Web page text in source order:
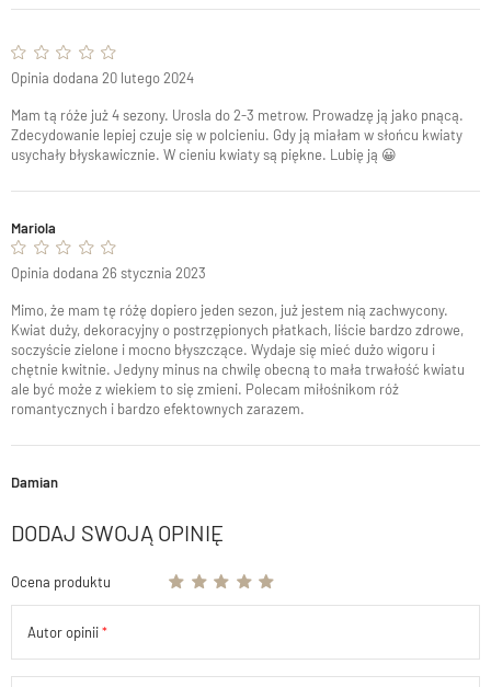
Mam tą róże już 4 sezony. Urosla do 2-3 metrow. Prowadzę ją jako pnącą.
Zdecydowanie lepiej czuje się w polcieniu. Gdy ją miałam w słońcu kwiaty
usychały błyskawicznie. W cieniu kwiaty są piękne. Lubię ją 😀
Mariola
Opinia dodana 20 lutego 2024
Mimo, że mam tę różę dopiero jeden sezon, już jestem nią zachwycony.
Kwiat duży, dekoracyjny o postrzępionych płatkach, liście bardzo zdrowe,
soczyście zielone i mocno błyszczące. Wydaje się mieć dużo wigoru i
chętnie kwitnie. Jedyny minus na chwilę obecną to mała trwałość kwiatu
ale być może z wiekiem to się zmieni. Polecam miłośnikom róż
romantycznych i bardzo efektownych zarazem.
Damian
Opinia dodana 26 stycznia 2023
DODAJ SWOJĄ OPINIĘ
Ocena produktu
Autor opinii